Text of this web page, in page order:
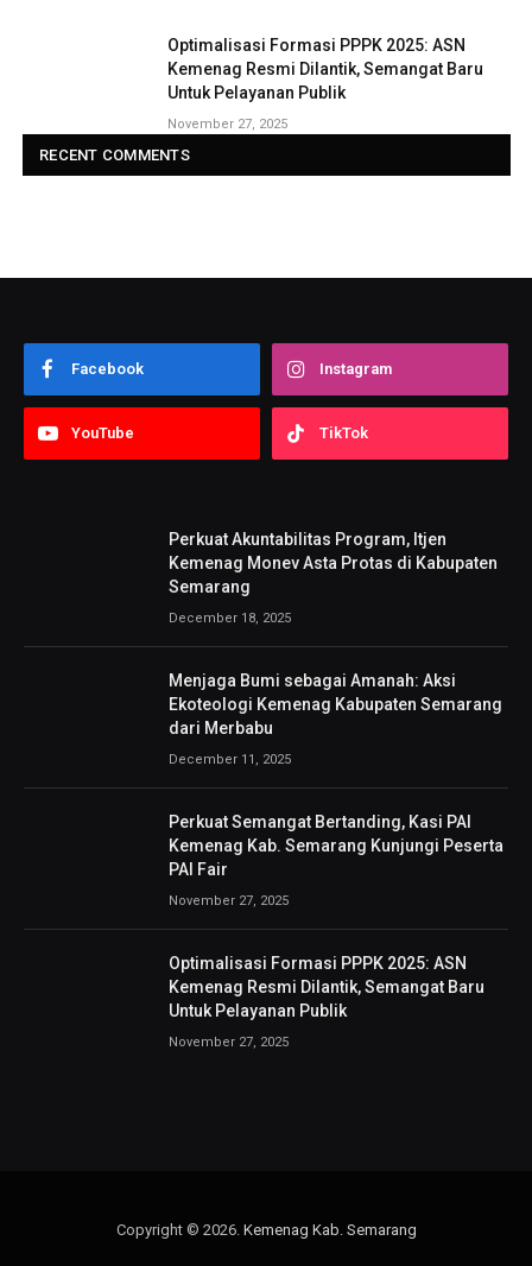
Optimalisasi Formasi PPPK 2025: ASN
Kemenag Resmi Dilantik, Semangat Baru
Untuk Pelayanan Publik
November 27, 2025
RECENT COMMENTS
Facebook Instagram
YouTube TikTok
Perkuat Akuntabilitas Program, Itjen
Kemenag Monev Asta Protas di Kabupaten
Semarang
December 18, 2025
Menjaga Bumi sebagai Amanah: Aksi
Ekoteologi Kemenag Kabupaten Semarang
dari Merbabu
December 11, 2025
Perkuat Semangat Bertanding, Kasi PAI
Kemenag Kab. Semarang Kunjungi Peserta
PAI Fair
November 27, 2025
Optimalisasi Formasi PPPK 2025: ASN
Kemenag Resmi Dilantik, Semangat Baru
Untuk Pelayanan Publik
November 27, 2025
Copyright © 2026. Kemenag Kab. Semarang